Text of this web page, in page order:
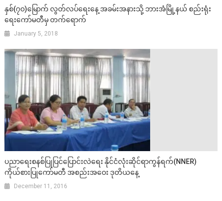
နှစ်(၇၀)မြောက် လွတ်လပ်ရေးနေ့ အခမ်းအနားသို့ ဘားအံမြို့နယ် စည်းရုံး
ရေးကော်မတီမှ တက်ရောက်
January 5, 2018
ပညာရေးစနစ်ပြုပြင်ပြောင်းလဲရေး နိုင်ငံလုံးဆိုင်ရာကွန်ရက်(NNER)
ကိုယ်စားပြုကော်မတီ အစည်းအဝေး ဒုတိယနေ့
December 11, 2016